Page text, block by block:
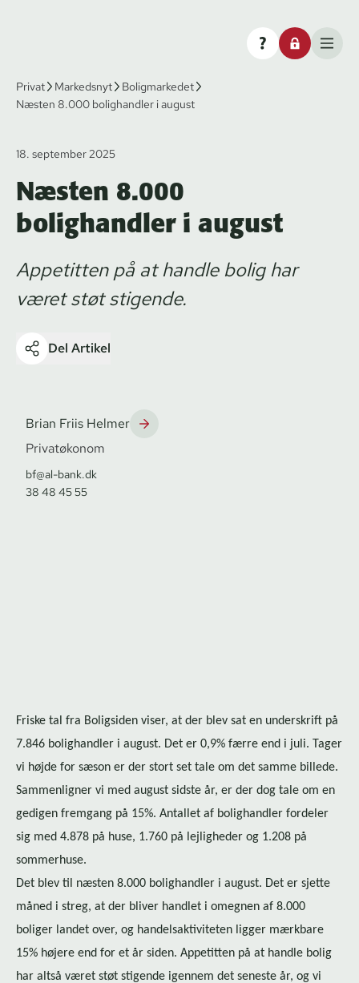
Privat Markedsnyt
Boligmarkedet
Næsten 8.000 bolighandler i august
18. september 2025
Næsten 8.000
bolighandler i august
Appetitten på at handle bolig har
været støt stigende.
Del Artikel
Brian Friis Helmer
Privatøkonom
bf@al-bank.dk
38 48 45 55
Friske tal fra Boligsiden viser, at der blev sat en underskrift på
7.846 bolighandler i august. Det er 0,9% færre end i juli. Tager
vi højde for sæson er der stort set tale om det samme billede.
Sammenligner vi med august sidste år, er der dog tale om en
gedigen fremgang på 15%. Antallet af bolighandler fordeler
sig med 4.878 på huse, 1.760 på lejligheder og 1.208 på
sommerhuse.
Det blev til næsten 8.000 bolighandler i august. Det er sjette
måned i streg, at der bliver handlet i omegnen af 8.000
boliger landet over, og han­del­sak­ti­vi­te­ten ligger mærkbare
15% højere end for et år siden. Appetitten på at handle bolig
har altså været støt stigende igennem det seneste år, og vi